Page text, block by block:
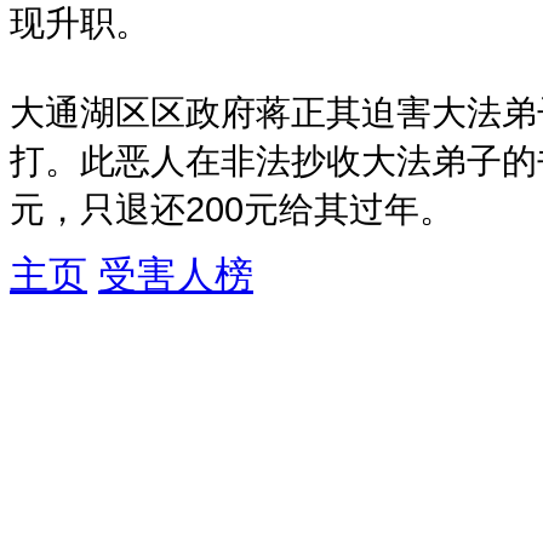
现升职。
大通湖区区政府蒋正其迫害大法
打。此恶人在非法抄收大法弟子
元，只退还200元给其过年。
主页 受害人榜